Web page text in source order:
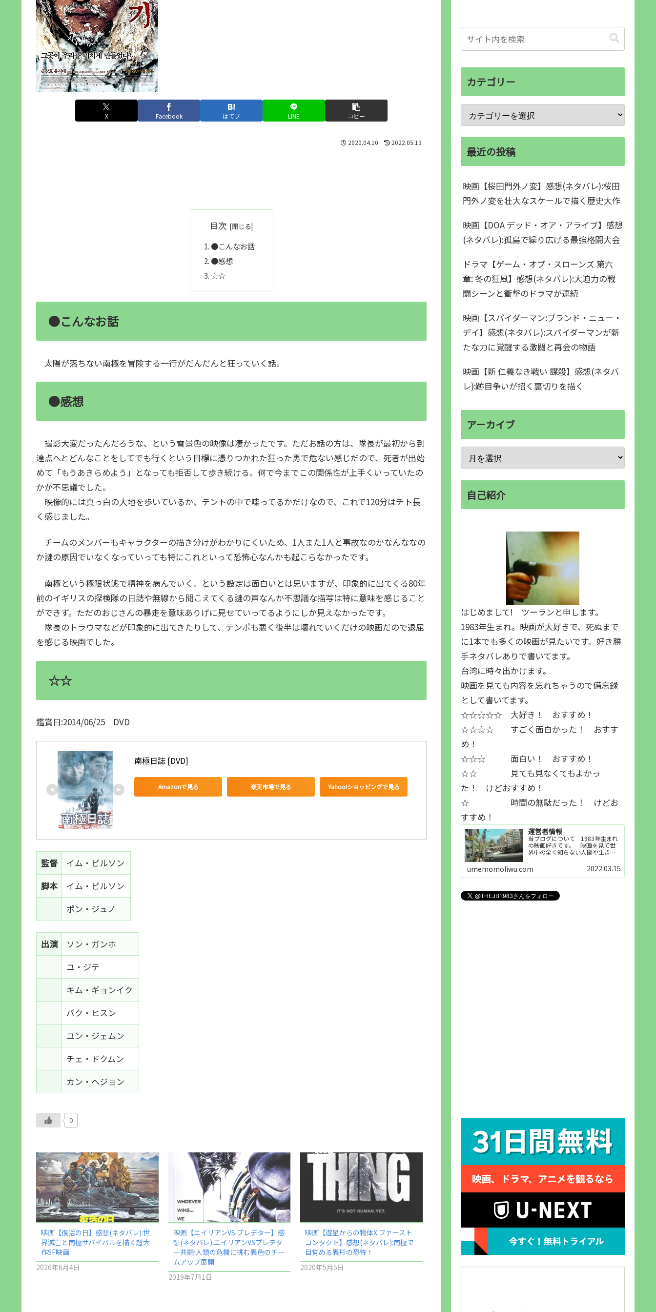
X Facebook はてブ LINE コピー
2020.04.10 2022.05.13
目次
●こんなお話
●感想
☆☆
●こんなお話
太陽が落ちない南極を冒険する一行がだんだんと狂っていく話。
●感想
撮影大変だったんだろうな、という雪景色の映像は凄かったです。ただお話の方は、隊長が最初から到
達点へとどんなことをしてでも行くという目標に憑りつかれた狂った男で危ない感じだので、死者が出始
めて「もうあきらめよう」となっても拒否して歩き続ける。何で今までこの関係性が上手くいっていたの
かが不思議でした。
映像的には真っ白の大地を歩いているか、テントの中で喋ってるかだけなので、これで120分はチト長
く感じました。
チームのメンバーもキャラクターの描き分けがわかりにくいため、1人また1人と事故なのかなんななの
か謎の原因でいなくなっていっても特にこれといって恐怖心なんかも起こらなかったです。
南極という極限状態で精神を病んでいく。という設定は面白いとは思いますが、印象的に出てくる80年
前のイギリスの探検隊の日誌や無線から聞こえてくる謎の声なんか不思議な描写は特に意味を感じること
ができず。ただのおじさんの暴走を意味ありげに見せていってるようにしか見えなかったです。
隊長のトラウマなどが印象的に出てきたりして、テンポも悪く後半は壊れていくだけの映画だので退屈
を感じる映画でした。
☆☆
鑑賞日:2014/06/25 DVD
南極日誌 [DVD]
Amazonで見る 楽天市場で見る Yahoo!ショッピングで見る
監督
イム・ピルソン
脚本
イム・ピルソン
ポン・ジュノ
出演
ソン・ガンホ
ユ・ジテ
キム・ギョンイク
パク・ヒスン
ユン・ジェムン
チェ・ドクムン
カン・ヘジョン
0
映画【復活の日】感想(ネタバレ):世
界滅亡と南極サバイバルを描く超大
作SF映画
2026年6月4日
映画【エイリアンVS.プレデター】感
想(ネタバレ):エイリアンVSプレデタ
ー共闘!人類の危機に挑む異色のチー
ムアップ展開
2019年7月1日
映画【遊星からの物体X ファースト
コンタクト】感想(ネタバレ):南極で
目覚める異形の恐怖！
2020年5月5日
カテゴリー
最近の投稿
映画【桜田門外ノ変】感想(ネタバレ):桜田
門外ノ変を壮大なスケールで描く歴史大作
映画【DOA デッド・オア・アライブ】感想
(ネタバレ):孤島で繰り広げる最強格闘大会
ドラマ【ゲーム・オブ・スローンズ 第六
章: 冬の狂風】感想(ネタバレ):大迫力の戦
闘シーンと衝撃のドラマが連続
映画【スパイダーマン:ブランド・ニュー・
デイ】感想(ネタバレ):スパイダーマンが新
たな力に覚醒する激闘と再会の物語
映画【新 仁義なき戦い 謀殺】感想(ネタバ
レ):跡目争いが招く裏切りを描く
アーカイブ
自己紹介
はじめまして! ツーランと申します。
1983年生まれ。映画が大好きで、死ぬまで
に1本でも多くの映画が見たいです。好き勝
手ネタバレありで書いてます。
台湾に時々出かけます。
映画を見ても内容を忘れちゃうので備忘録
として書いてます。
☆☆☆☆☆ 大好き！ おすすめ！
☆☆☆☆ すごく面白かった！ おすす
め！
☆☆☆ 面白い！ おすすめ！
☆☆ 見ても見なくてもよかっ
た！ けどおすすめ！
☆ 時間の無駄だった！ けどお
すすめ！
運営者情報
当ブログについて 1983年生まれ
の映画好きです。 映画を見て世
界中の全く知らない人間や生き物
世界知らない世界に触れることが
好きで映画を見てます。「映画を
見られれば幸福度を高い」とわか
umemomoliwu.com 2022.03.15